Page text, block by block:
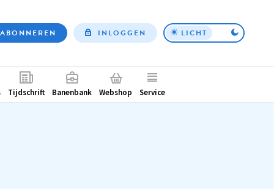
Top
ABONNEREN INLOGGEN LICHT
Tijdschrift Banenbank Webshop Service